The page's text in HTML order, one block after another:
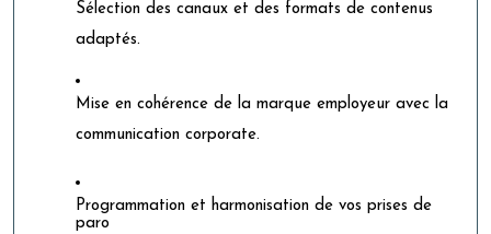
Sélection des canaux et des formats de contenus
adaptés.
Mise en cohérence de la marque employeur avec la
communication corporate.
Programmation et harmonisation de vos prises de
paro